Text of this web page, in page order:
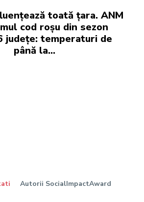
toată țara. ANM
cod roșu din sezon
județe: temperaturi de
până la…
Autorii SocialImpactAward